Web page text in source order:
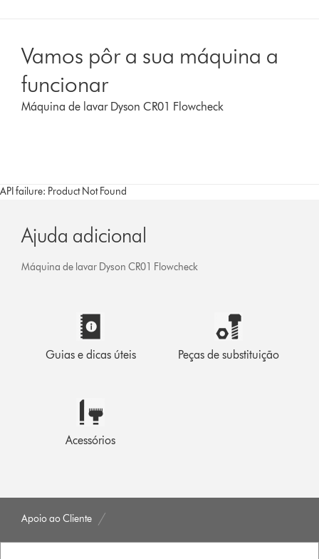
Vamos pôr a sua máquina a
funcionar
Máquina de lavar Dyson CR01 Flowcheck
API failure: Product Not Found
Ajuda adicional
Máquina de lavar Dyson CR01 Flowcheck
Guias e dicas úteis Peças de substituição
Acessórios
Apoio ao Cliente